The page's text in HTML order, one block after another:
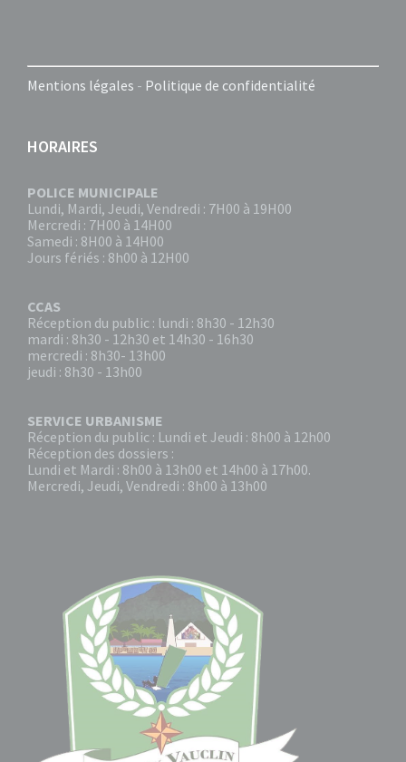
Mentions légales - Politique de confidentialité
HORAIRES
POLICE MUNICIPALE
Lundi, Mardi, Jeudi, Vendredi : 7H00 à 19H00
Mercredi : 7H00 à 14H00
Samedi : 8H00 à 14H00
Jours fériés : 8h00 à 12H00
CCAS
Réception du public : lundi : 8h30 - 12h30
mardi : 8h30 - 12h30 et 14h30 - 16h30
mercredi : 8h30- 13h00
jeudi : 8h30 - 13h00
SERVICE URBANISME
Réception du public : Lundi et Jeudi : 8h00 à 12h00
Réception des dossiers :
Lundi et Mardi : 8h00 à 13h00 et 14h00 à 17h00.
Mercredi, Jeudi, Vendredi : 8h00 à 13h00